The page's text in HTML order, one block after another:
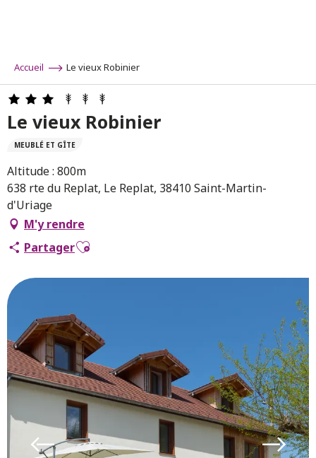
Accueil Le vieux Robinier
Le vieux Robinier
MEUBLÉ ET GÎTE
Altitude : 800m
638 rte du Replat, Le Replat, 38410 Saint-Martin-
d'Uriage
M'y rendre
PartagerAjouter aux favoris